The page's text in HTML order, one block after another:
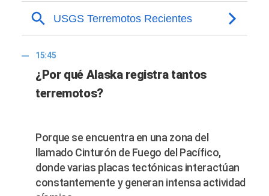
15:45
¿Por qué Alaska registra tantos
terremotos?
Porque se encuentra en una zona del
llamado Cinturón de Fuego del Pacífico,
donde varias placas tectónicas interactúan
constantemente y generan intensa actividad